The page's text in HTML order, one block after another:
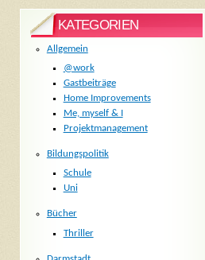
KATEGORIEN
Allgemein
@work
Gastbeiträge
Home Improvements
Me, myself & I
Projektmanagement
Bildungspolitik
Schule
Uni
Bücher
Thriller